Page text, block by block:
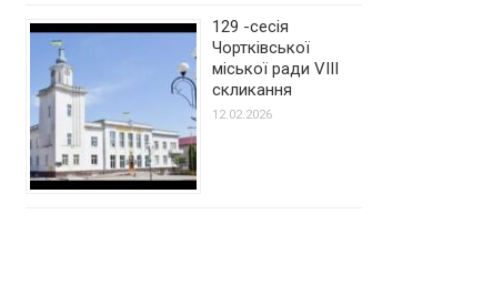
129 -сесія
Чортківської
міської ради VIII
скликання
12.02.2026